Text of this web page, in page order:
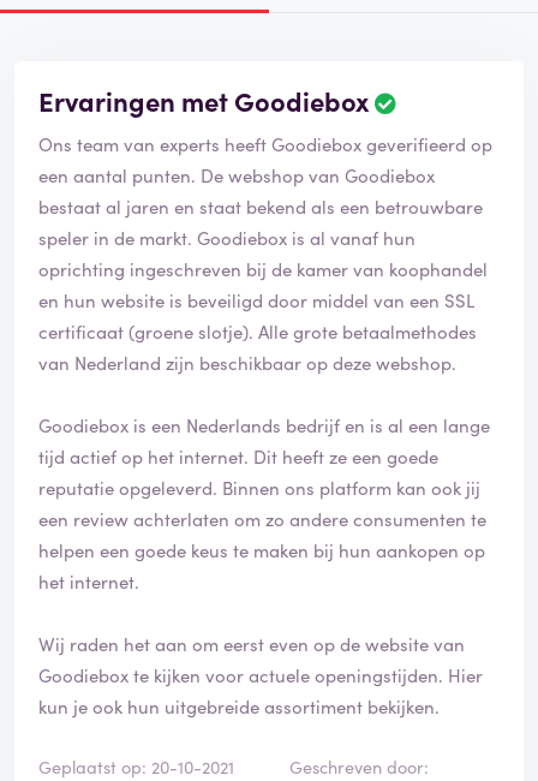
Ervaringen met Goodiebox
Ons team van experts heeft Goodiebox geverifieerd op
een aantal punten. De webshop van Goodiebox
bestaat al jaren en staat bekend als een betrouwbare
speler in de markt. Goodiebox is al vanaf hun
oprichting ingeschreven bij de kamer van koophandel
en hun website is beveiligd door middel van een SSL
certificaat (groene slotje). Alle grote betaalmethodes
van Nederland zijn beschikbaar op deze webshop.
Goodiebox is een Nederlands bedrijf en is al een lange
tijd actief op het internet. Dit heeft ze een goede
reputatie opgeleverd. Binnen ons platform kan ook jij
een review achterlaten om zo andere consumenten te
helpen een goede keus te maken bij hun aankopen op
het internet.
Wij raden het aan om eerst even op de website van
Goodiebox te kijken voor actuele openingstijden. Hier
kun je ook hun uitgebreide assortiment bekijken.
Geplaatst op: 20-10-2021
Geschreven door: